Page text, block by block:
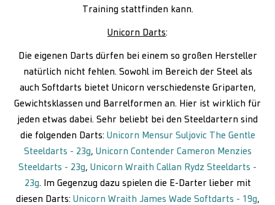
Training stattfinden kann.
Unicorn Darts:
Die eigenen Darts dürfen bei einem so großen Hersteller
natürlich nicht fehlen. Sowohl im Bereich der Steel als
auch Softdarts bietet Unicorn verschiedenste Griparten,
Gewichtsklassen und Barrelformen an. Hier ist wirklich für
jeden etwas dabei. Sehr beliebt bei den Steeldartern sind
die folgenden Darts: Unicorn Mensur Suljovic The Gentle
Steeldarts - 23g, Unicorn Contender Cameron Menzies
Steeldarts - 23g, Unicorn Wraith Callan Rydz Steeldarts -
23g. Im Gegenzug dazu spielen die E-Darter lieber mit
diesen Darts: Unicorn Wraith James Wade Softdarts - 19g,